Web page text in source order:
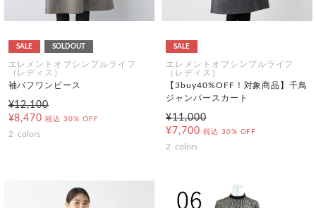
SALE SOLDOUT
エレメントオブシンプルライフ
（レディス）
袖パフワンピース
¥12,100
¥8,470 税込 30% OFF
2 colors
SALE
エレメントオブシンプルライフ
（レディス）
【3buy40%OFF！対象商品】千鳥
ジャンパースカート
¥11,000
¥7,700 税込 30% OFF
2 colors